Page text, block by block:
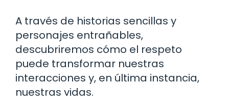
A través de historias sencillas y
personajes entrañables,
descubriremos cómo el respeto
puede transformar nuestras
interacciones y, en última instancia,
nuestras vidas.